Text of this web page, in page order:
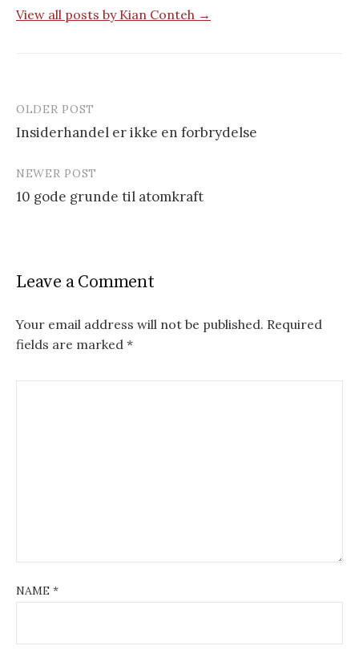
View all posts by Kian Conteh →
o
n
v
i
g
OLDER POST
Insiderhandel er ikke en forbrydelse
NEWER POST
10 gode grunde til atomkraft
Leave a Comment
Your email address will not be published. Required
fields are marked *
NAME *